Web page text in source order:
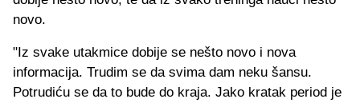
novo.
"Iz svake utakmice dobije se nešto novo i nova
informacija. Trudim se da svima dam neku šansu.
Potrudiću se da to bude do kraja. Jako kratak period je